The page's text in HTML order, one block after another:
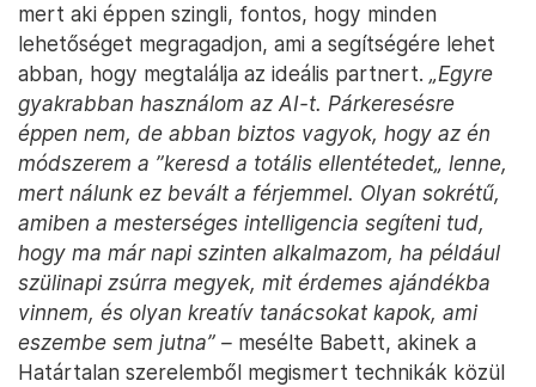
mert aki éppen szingli, fontos, hogy minden
lehetőséget megragadjon, ami a segítségére lehet
abban, hogy megtalálja az ideális partnert. „Egyre
gyakrabban használom az AI-t. Párkeresésre
éppen nem, de abban biztos vagyok, hogy az én
módszerem a ”keresd a totális ellentétedet„ lenne,
mert nálunk ez bevált a férjemmel. Olyan sokrétű,
amiben a mesterséges intelligencia segíteni tud,
hogy ma már napi szinten alkalmazom, ha például
szülinapi zsúrra megyek, mit érdemes ajándékba
vinnem, és olyan kreatív tanácsokat kapok, ami
eszembe sem jutna” – mesélte Babett, akinek a
Határtalan szerelemből megismert technikák közül